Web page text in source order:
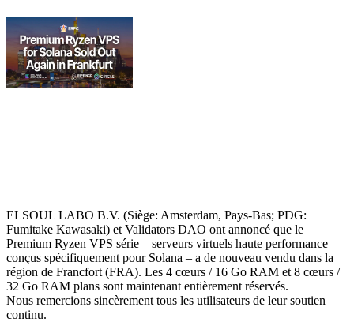
ELSOUL LABO B.V. (Siège: Amsterdam, Pays-Bas; PDG:
Fumitake Kawasaki) et Validators DAO ont annoncé que le
Premium Ryzen VPS série – serveurs virtuels haute performance
conçus spécifiquement pour Solana – a de nouveau vendu dans la
région de Francfort (FRA). Les 4 cœurs / 16 Go RAM et 8 cœurs /
32 Go RAM plans sont maintenant entièrement réservés.
Nous remercions sincèrement tous les utilisateurs de leur soutien
continu.